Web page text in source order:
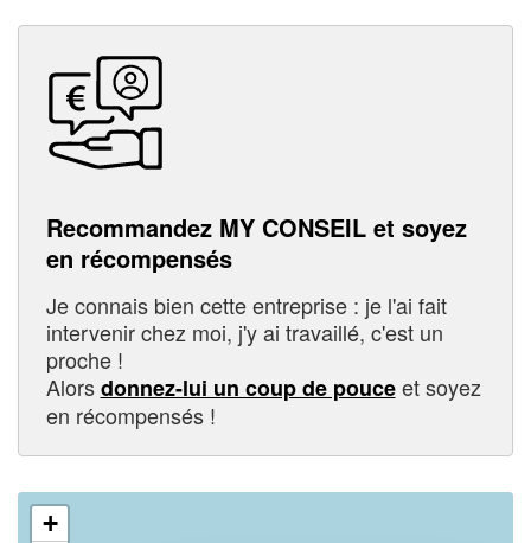
Recommandez MY CONSEIL et soyez
en récompensés
Je connais bien cette entreprise : je l'ai fait
intervenir chez moi, j'y ai travaillé, c'est un
proche !
Alorsdonnez-lui un coup de pouceet soyez
en récompensés !
+